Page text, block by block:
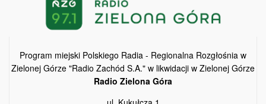
Program miejski Polskiego Radia - Regionalna Rozgłośnia w
Zielonej Górze "Radio Zachód S.A." w likwidacji w Zielonej Górze
Radio Zielona Góra